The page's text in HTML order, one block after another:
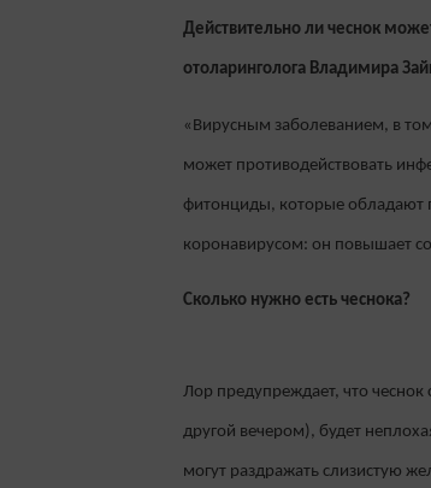
Действительно ли чеснок
отоларинголога Владимира
«Вирусным заболеванием, в
может противодействовать
фитонциды, которые обладают
коронавирусом: он повышает
Сколько нужно есть чеснока?
Лор предупреждает, что чеснок
другой вечером), будет
могут раздражать слизистую